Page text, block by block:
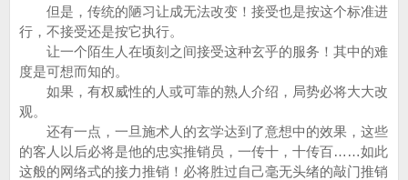
但是，传统的陋习让成无法改变！接受也是按这个标准进
行，不接受还是按它执行。
让一个陌生人在顷刻之间接受这种玄乎的服务！其中的难
度是可想而知的。
如果，有权威性的人或可靠的熟人介绍，局势必将大大改
观。
还有一点，一旦施术人的玄学达到了意想中的效果，这些
的客人以后必将是他的忠实推销员，一传十，十传百……如此
这般的网络式的接力推销！必将胜过自己毫无头绪的敲门推销